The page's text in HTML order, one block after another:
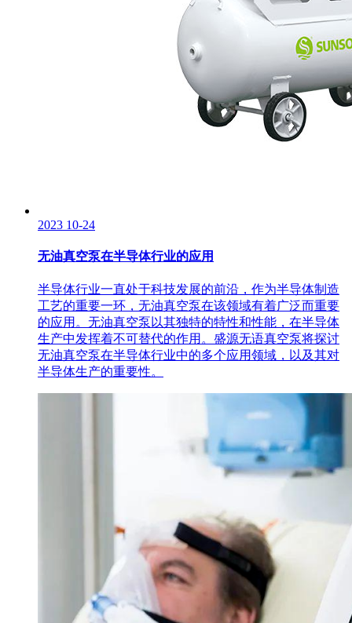
2023 10-24
无油真空泵在半导体行业的应用
半导体行业一直处于科技发展的前沿，作为半导体制造
工艺的重要一环，无油真空泵在该领域有着广泛而重要
的应用。无油真空泵以其独特的特性和性能，在半导体
生产中发挥着不可替代的作用。盛源无语真空泵将探讨
无油真空泵在半导体行业中的多个应用领域，以及其对
半导体生产的重要性。